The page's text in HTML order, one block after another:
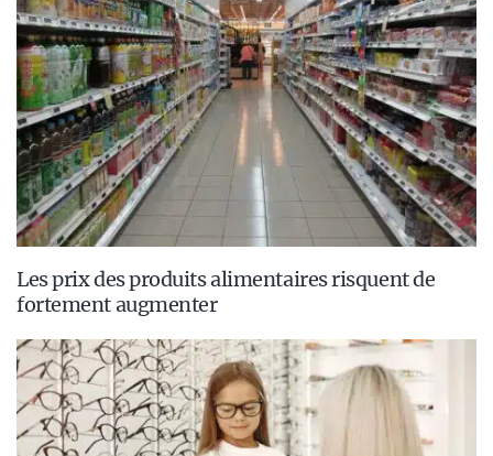
Les prix des produits alimentaires risquent de
fortement augmenter